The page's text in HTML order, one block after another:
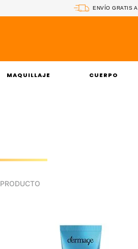
ENVÍO GRATIS
MAQUILLAJE CUERPO
PRODUCTO